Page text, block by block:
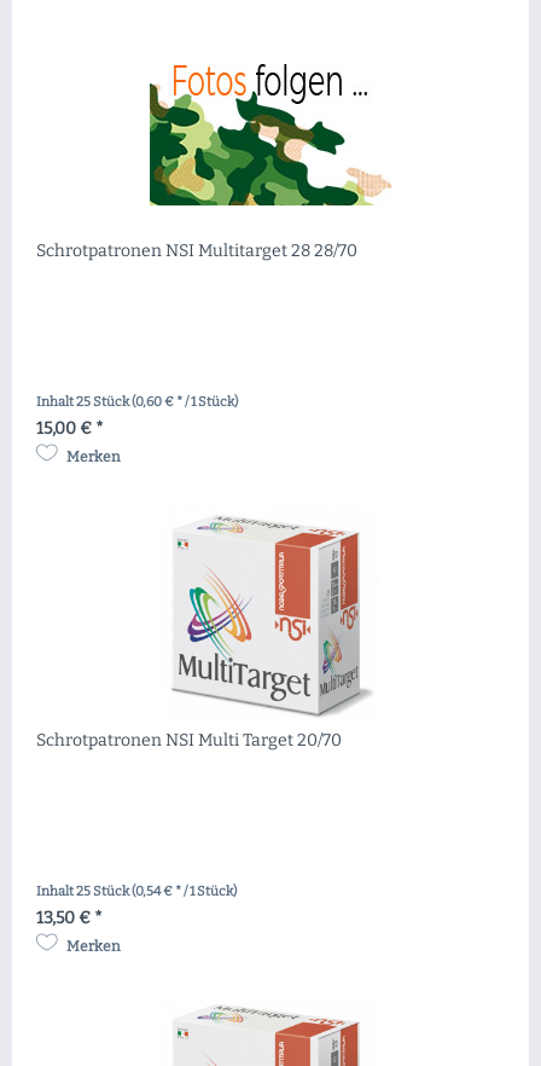
Schrotpatronen NSI Multitarget 28 28/70
Inhalt25 Stück(0,60 € * / 1 Stück)
15,00 € *
Merken
Schrotpatronen NSI Multi Target 20/70
Inhalt25 Stück(0,54 € * / 1 Stück)
13,50 € *
Merken